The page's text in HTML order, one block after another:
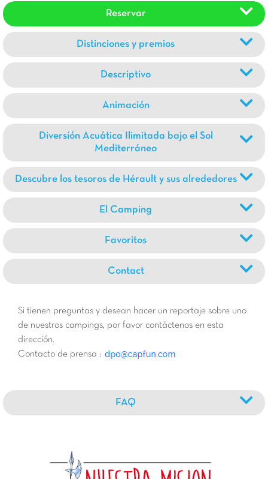
Bizouquet temático “Tropique”
Reservar
Distinciones y premios
Descriptivo
Animación
Diversión Acuática Ilimitada bajo el Sol
Mediterráneo
Descubre los tesoros de Hérault y sus alrededores
El Camping
Favoritos
Contact
Si tienen preguntas y desean hacer un reportaje sobre uno
de nuestros campings, por favor contáctenos en esta
dirección.
Contacto de prensa :
FAQ